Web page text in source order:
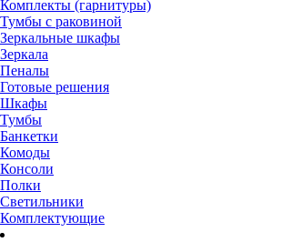
Комплекты (гарнитуры)
Тумбы с раковиной
Зеркальные шкафы
Зеркала
Пеналы
Готовые решения
Шкафы
Тумбы
Банкетки
Комоды
Консоли
Полки
Светильники
Комплектующие